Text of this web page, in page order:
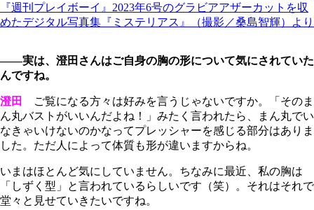
『週刊プレイボーイ』2023年6号のグラビアアザーカットを収
めたデジタル写真集『ミステリアス』（撮影／桑島智輝）より
――実は、澄田さんはご自身の胸の形について気にされていた
んですね。
澄田
ご覧になる方々は好みを言うじゃないですか。「そのま
ん丸バストがいいんだよね！」みたく言われたら、まん丸でい
なきゃいけないのかなってプレッシャーを感じる部分はありま
した。ただ人によって体質も形が違いますからね。
いまはほとんど気にしていません。ちなみに最近、私の胸は
「しずく型」と言われているらしいです（笑）。それはそれで
堂々と見せていきたいですね。